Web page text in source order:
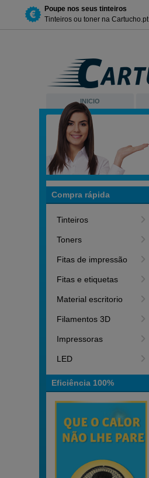
Poupe nos seus tinteiros
Tinteiros ou toner na Cartucho.pt
INICIO
Compra rápida
Tinteiros
Toners
Fitas de impressão
Fitas e etiquetas
Material escritorio
Filamentos 3D
Impressoras
LED
Eficiência 100%